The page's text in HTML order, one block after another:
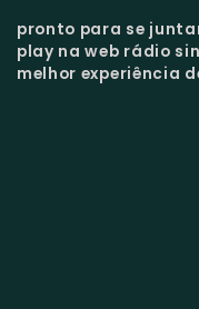
pronto para se
play na web rádio
melhor experiência